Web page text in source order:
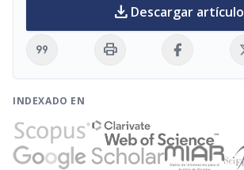
download Descargar artículo
format_quote print
INDEXADO EN